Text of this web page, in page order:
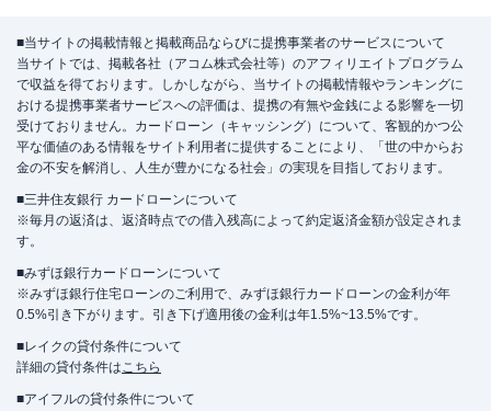
■当サイトの掲載情報と掲載商品ならびに提携事業者のサービスについて
当サイトでは、掲載各社（アコム株式会社等）のアフィリエイトプログラム
で収益を得ております。しかしながら、当サイトの掲載情報やランキングに
おける提携事業者サービスへの評価は、提携の有無や金銭による影響を一切
受けておりません。カードローン（キャッシング）について、客観的かつ公
平な価値のある情報をサイト利用者に提供することにより、「世の中からお
金の不安を解消し、人生が豊かになる社会」の実現を目指しております。
■三井住友銀行 カードローンについて
※毎月の返済は、返済時点での借入残高によって約定返済金額が設定されま
す。
■みずほ銀行カードローンについて
※みずほ銀行住宅ローンのご利用で、みずほ銀行カードローンの金利が年
0.5%引き下がります。引き下げ適用後の金利は年1.5%~13.5%です。
■レイクの貸付条件について
詳細の貸付条件はこちら
■アイフルの貸付条件について